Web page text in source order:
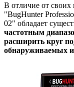
В отличие от своих
"BugHunter
02" обладает
частотным
расширить круг
обнаруживаемых